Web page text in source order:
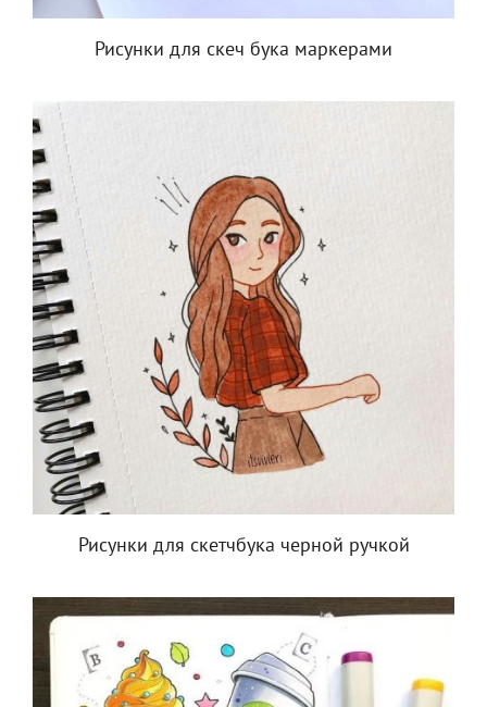
Рисунки для скеч бука маркерами
Рисунки для скетчбука черной ручкой